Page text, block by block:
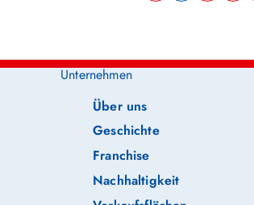
Unternehmen
Über uns
Geschichte
Franchise
Nachhaltigkeit